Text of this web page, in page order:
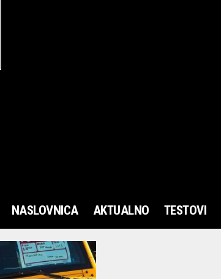
NASLOVNICA AKTUALNO TESTOVI